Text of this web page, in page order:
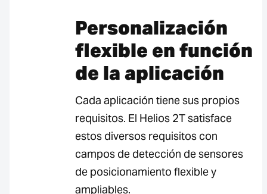
Personalización
flexible en función
de la aplicación
Cada aplicación tiene sus propios
requisitos. El Helios 2T satisface
estos diversos requisitos con
campos de detección de sensores
de posicionamiento flexible y
ampliables.